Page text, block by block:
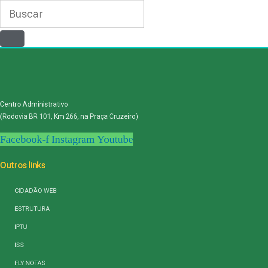
Centro Administrativo
(Rodovia BR 101, Km 266, na Praça Cruzeiro)
Facebook-f InstagramYoutube
Outros links
CIDADÃO WEB
ESTRUTURA
IPTU
ISS
FLY NOTAS